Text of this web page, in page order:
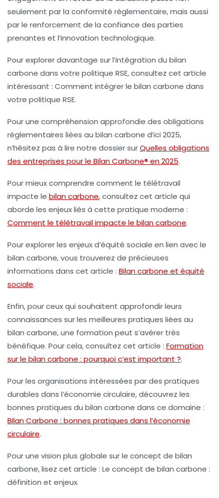
seulement par la conformité réglementaire, mais aussi
par le renforcement de la confiance des parties
prenantes et l’innovation technologique.
Pour explorer davantage sur l’intégration du bilan
carbone dans votre politique RSE, consultez cet article
intéressant : Comment intégrer le bilan carbone dans
votre politique RSE.
Pour une compréhension approfondie des obligations
réglementaires liées au bilan carbone d’ici 2025,
n’hésitez pas à lire notre dossier surQuelles obligations
des entreprises pour le Bilan Carbone® en 2025.
Pour mieux comprendre comment le télétravail
impacte le bilan carbone, consultez cet article qui
aborde les enjeux liés à cette pratique moderne :
Comment le télétravail impacte le bilan carbone.
Pour explorer les enjeux d’équité sociale en lien avec le
bilan carbone, vous trouverez de précieuses
informations dans cet article : Bilan carbone et équité
sociale.
Enfin, pour ceux qui souhaitent approfondir leurs
connaissances sur les meilleures pratiques liées au
bilan carbone, une formation peut s’avérer très
bénéfique. Pour cela, consultez cet article : Formation
sur le bilan carbone : pourquoi c’est important ?.
Pour les organisations intéressées par des pratiques
durables dans l’économie circulaire, découvrez les
bonnes pratiques du bilan carbone dans ce domaine :
Bilan Carbone : bonnes pratiques dans l’économie
circulaire.
Pour une vision plus globale sur le concept de bilan
carbone, lisez cet article : Le concept de bilan carbone :
définition et enjeux.